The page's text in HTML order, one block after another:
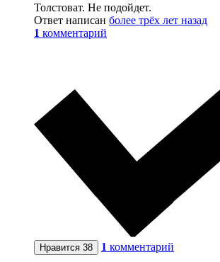
Толстоват. Не подойдет.
Ответ написан более трёх лет назад
1 комментарий
Нравится 38 1 комментарий